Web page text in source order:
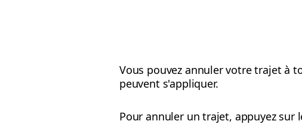
Vous pouvez annuler votre trajet à
peuvent s'appliquer.
Pour annuler un trajet, appuyez sur